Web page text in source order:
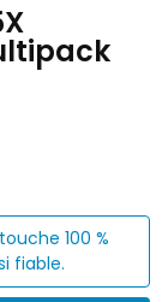
100 %
fiable.